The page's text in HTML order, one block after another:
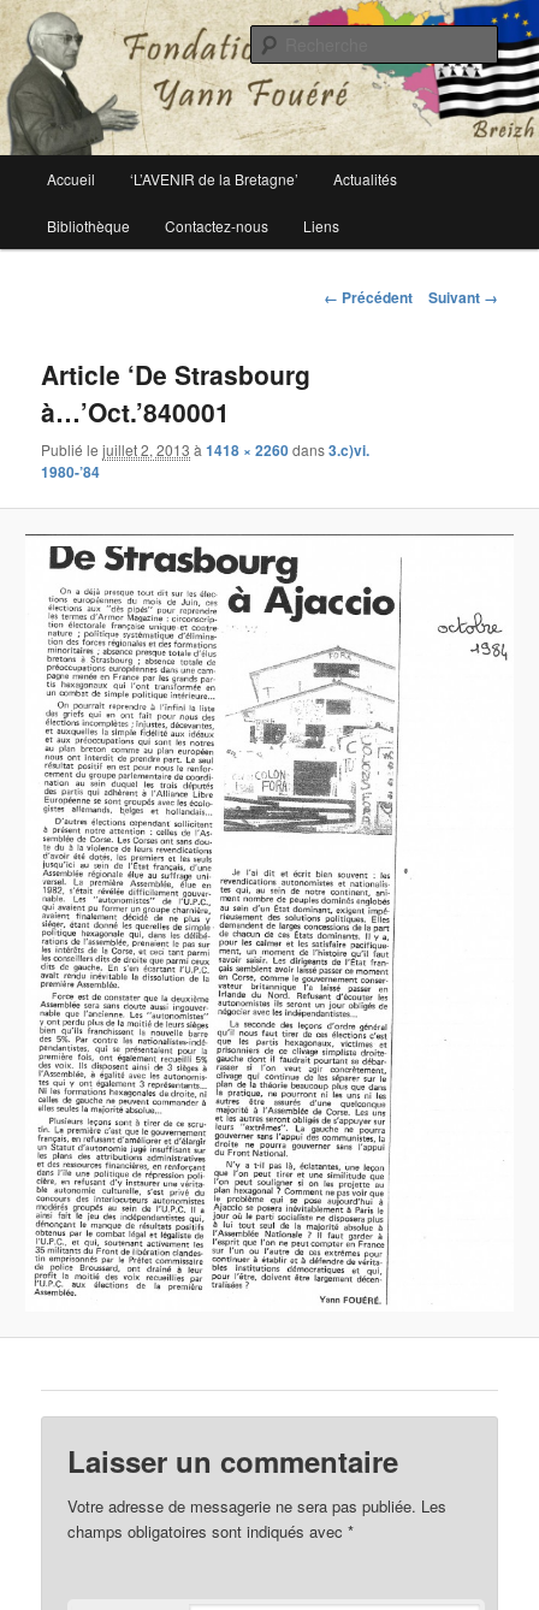
Fondation Yann Fouéré
Le site officiel de la fondation Yann Fouéré
principal
Aller
au
Accueil ‘L’AVENIR de la Bretagne’ Actualités
Bibliothèque Contactez-nous Liens
Navigation
← Précédent Suivant →
Article ‘De Strasbourg
à…’Oct.’840001
Publié lejuillet 2, 2013 à1418 × 2260dans3.c)vi.
1980-’84
Laisser un commentaire
Votre adresse de messagerie ne sera pas publiée. Les
champs obligatoires sont indiqués avec*